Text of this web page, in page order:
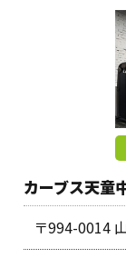
カーブス天童
〒994-0014